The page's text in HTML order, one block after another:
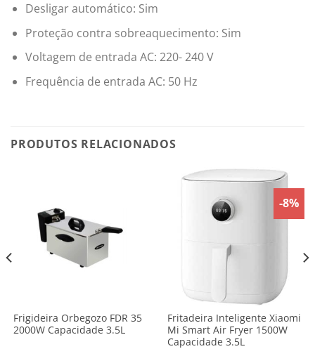
Desligar automático: Sim
Proteção contra sobreaquecimento: Sim
Voltagem de entrada AC: 220- 240 V
Frequência de entrada AC: 50 Hz
PRODUTOS RELACIONADOS
Frigideira Orbegozo FDR 35
2000W Capacidade 3.5L
-8%
Fritadeira Inteligente Xiaomi
Mi Smart Air Fryer 1500W
Capacidade 3.5L